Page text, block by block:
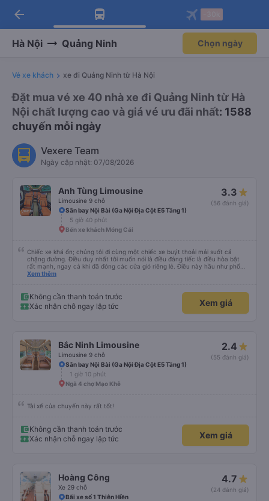
Tải app Vexere ngay!
Nhận ưu đãi thành viên độc
Mở app
Tải app Vexere
-30k/ghế khi đặt vé máy bay qua
Mở app
arrow_back
Hà Nội Quảng Ninh Chọn ngày
Vé xe khách xe đi Quảng Ninh từ Hà Nội
Đặt mua vé xe 40 nhà xe đi Quảng Ninh từ Hà
Nội chất lượng cao và giá vé ưu đãi nhất: 1588
chuyến mỗi ngày
Vexere Team
Ngày cập nhật: 07/08/2026
Anh Tùng Limousine
Limousine 9 chỗ
3.3
(56 đánh giá)
Sân bay Nội Bài (Ga Nội Địa Cột E5 Tầng 1)
5 giờ 40 phút
Bến xe khách Móng Cái
Chiếc xe khá ổn; chúng tôi đi cùng một chiếc xe buýt thoải mái suốt cả
chặng đường. Điều duy nhất tôi muốn nói là điều đáng tiếc là điều hòa bật
rất mạnh, ngay cả khi đã đóng các cửa gió riêng lẻ. Điều này hầu như phổ
biến ở châu Á. Vì vậy, hãy mang theo quần áo ấm hoặc thứ gì đó để che
Xem thêm
Không cần thanh toán trước
Xác nhận chỗ ngay lập tức
Xem giá
Bắc Ninh Limousine
Limousine 9 chỗ
2.4
(55 đánh giá)
Sân bay Nội Bài (Ga Nội Địa Cột E5 Tầng 1)
1 giờ 10 phút
Ngã 4 chợ Mạo Khê
Tài xế của chuyến này rất tốt!
Không cần thanh toán trước
Xác nhận chỗ ngay lập tức
Xem giá
Hoàng Công
Xe 29 chỗ
4.7
(24 đánh giá)
Bãi xe số 1 Thiên Hiền